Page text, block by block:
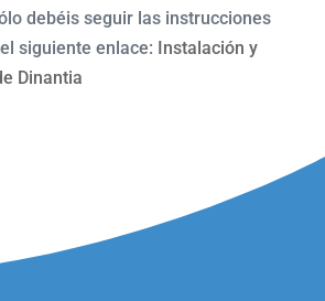
debéis seguir las instrucciones
siguiente enlace: Instalación y
Dinantia